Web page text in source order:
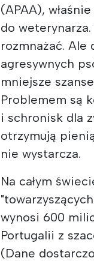
(APAA),
do
rozmnażać. Ale
agresywnych
mniejsze
Problemem są
i schronisk dla
otrzymują
nie wystarcza.
Na całym
wynosi 600
Portugalii z
(Dane